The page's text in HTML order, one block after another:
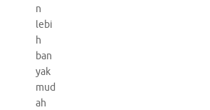
n
lebi
h
ban
yak
mud
ah